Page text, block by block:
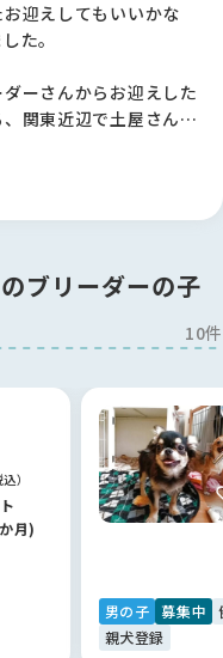
迎えしてもいいかな
た。
ーさんからお迎えした
関東近辺で土屋さんを
ゃるこだわりも書かれ
すが、土屋さんはすごく
当ての子だけでなく、
って、一頭一頭の性格
す。
してくださって、お世
いただけました。お引
くらい、本当に大切に
から出たくてしょうが
くれて、元気に過ごし
とても迷いました。大
ブリーダーの子
10件
）
月)
男の子 募集中
親犬登録